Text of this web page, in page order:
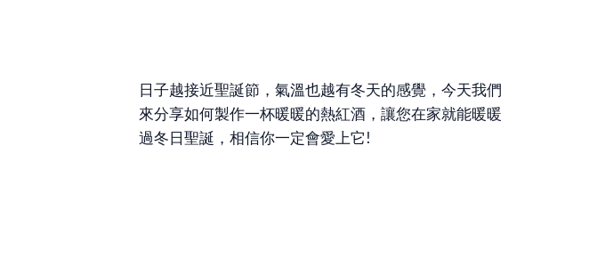
日子越接近聖誕節，氣溫也越有冬天的感覺，今天我們
來分享如何製作一杯暖暖的熱紅酒，讓您在家就能暖暖
過冬日聖誕，相信你一定會愛上它!